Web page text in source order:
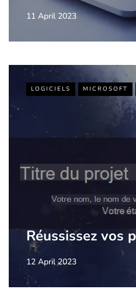
11 April 2023
LOGICIELS MICROSOFT
Réussissez vos
12 April 2023